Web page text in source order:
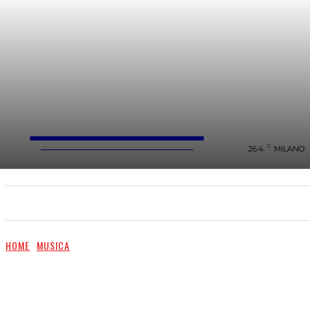
FareMusic
26.4 C MILANO
HOME MUSICA